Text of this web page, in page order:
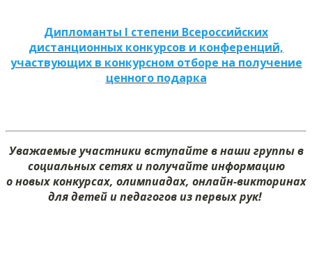
Дипломанты I степени Всероссийских
дистанционных конкурсов и конференций,
участвующих в конкурсном отборе на получение
ценного подарка
Уважаемые участники вступайте в наши группы в
социальных сетях и получайте информацию
о новых конкурсах, олимпиадах, онлайн-викторинах
для детей и педагогов из первых рук!